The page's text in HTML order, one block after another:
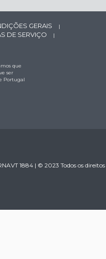
GERAIS |
DE SERVIÇO |
que
ser
Portugal
1884 | © 2023 Todos os direitos